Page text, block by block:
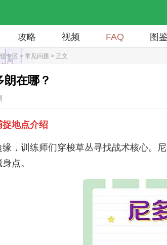
攻略 视频 FAQ 图鉴
专区 > 常见问题 > 正文
朗在哪？
捉地点介绍
，训练师们穿梭草丛寻找战术核心。
点。